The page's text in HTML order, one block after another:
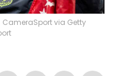
CameraSport via Getty